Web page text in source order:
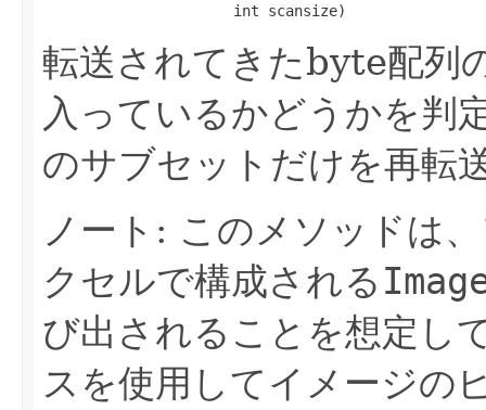
                      int scansize)
転送されてきたbyte配列
入っているかどうかを判
のサブセットだけを再転
ノート: このメソッドは
クセルで構成される
び出されることを想定し
スを使用してイメージの